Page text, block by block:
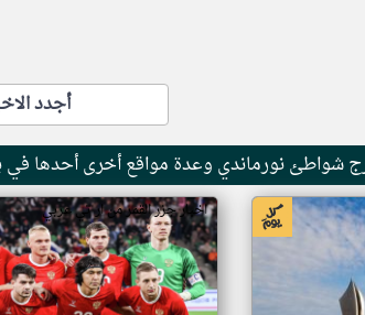
أجدد
شواطئ نورماندي وعدة مواقع أخرى أحدها في
اخبار جزر القمر من ار تي عربي